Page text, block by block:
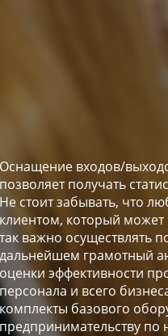
Оснащение входов/
позволяет получать
Не стоит забывать, что
клиентом, который
так важно осуществлять
дальнейшем грамотный
оценки эффективности
персонала и всего
комплекты базового
предпринимательству по